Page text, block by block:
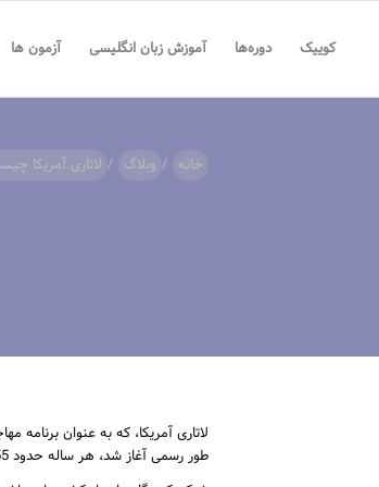
کوییک دوره‌ها آموزش زبان انگلیسی آزمون ها
خانه / وبلاگ / لاتاری آمریکا
طور رسمی آغاز شد، هر ساله حدود 55 هزار ویزا را به صورت تصادفی به متقاضیان واجد شرایط اعطا می‌کند.